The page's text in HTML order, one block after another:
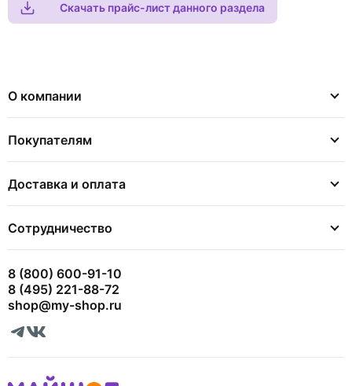
Скачать прайс-лист данного раздела
О компании
Покупателям
Доставка и оплата
Сотрудничество
8 (800) 600-91-10
8 (495) 221-88-72
shop@my-shop.ru